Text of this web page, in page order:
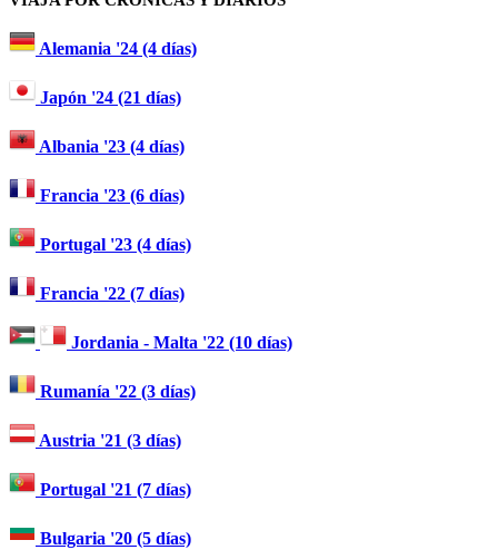
Alemania '24 (4 días)
Japón '24 (21 días)
Albania '23 (4 días)
Francia '23 (6 días)
Portugal '23 (4 días)
Francia '22 (7 días)
Jordania - Malta '22 (10 días)
Rumanía '22 (3 días)
Austria '21 (3 días)
Portugal '21 (7 días)
Bulgaria '20 (5 días)